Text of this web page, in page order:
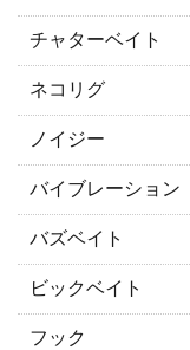
チャターベイト
ネコリグ
ノイジー
バイブレーション
バズベイト
ビックベイト
フック